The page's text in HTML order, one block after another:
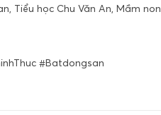
Tiểu học Chu Văn An, Mầm non
#Batdongsan